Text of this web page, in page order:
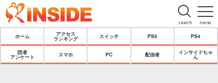
menu
search
ホーム
アクセス
ランキング
スイッチ PS5 PS4
読者
アンケート
スマホ PC 配信者
インサイドちゃ
ん